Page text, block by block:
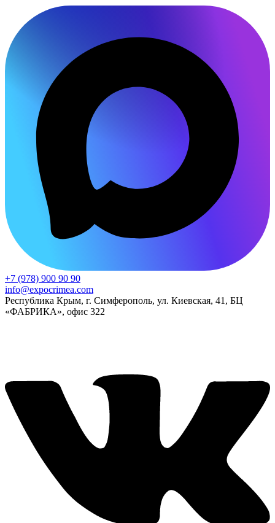
+7 (978) 900 90 90
info@expocrimea.com
Республика Крым, г. Симферополь, ул. Киевская, 41, БЦ
«ФАБРИКА», офис 322